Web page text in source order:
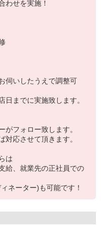
わせを実施！
伺いしたうえで調整可
日までに実施致します。
がフォロー致します。
対応させて頂きます。
は
給、就業先の正社員での
ネーター)も可能です！